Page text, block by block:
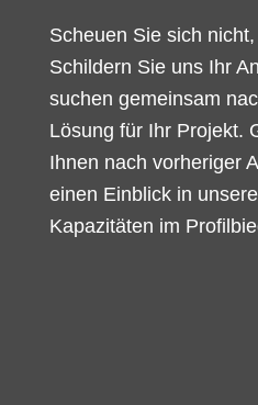
Scheuen Sie sich
Schildern Sie uns Ihr
suchen gemeinsam
Lösung für Ihr Projekt.
Ihnen nach vorheriger
einen Einblick in
Kapazitäten im